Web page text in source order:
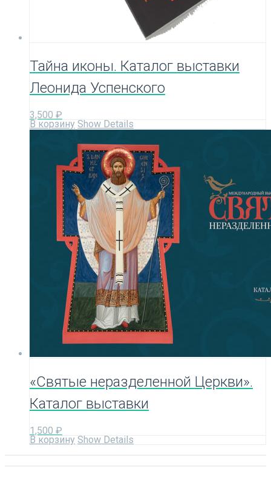
Тайна иконы. Каталог выставки
Леонида Успенского
3,500 ₽
В корзину Show Details
«Святые неразделенной Церкви».
Каталог выставки
1,500 ₽
В корзину Show Details